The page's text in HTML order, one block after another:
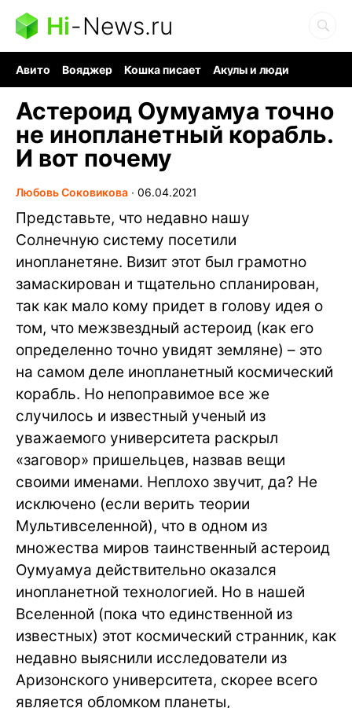
Hi-News.ru
Авито Вояджер Кошка писает
Акулы и люди
Астероид Оумуамуа точно
не инопланетный корабль.
И вот почему
Любовь Соковикова ∙ 06.04.2021
Представьте, что недавно нашу
Солнечную систему посетили
инопланетяне. Визит этот был грамотно
замаскирован и тщательно спланирован,
так как мало кому придет в голову идея о
том, что межзвездный астероид (как его
определенно точно увидят земляне) – это
на самом деле инопланетный космический
корабль. Но непоправимое все же
случилось и известный ученый из
уважаемого университета раскрыл
«заговор» пришельцев, назвав вещи
своими именами. Неплохо звучит, да? Не
исключено (если верить теории
Мультивселенной), что в одном из
множества миров таинственный астероид
Оумуамуа действительно оказался
инопланетной технологией. Но в нашей
Вселенной (пока что единственной из
известных) этот космический странник, как
недавно выяснили исследователи из
Аризонского университета, скорее всего
является обломком планеты,